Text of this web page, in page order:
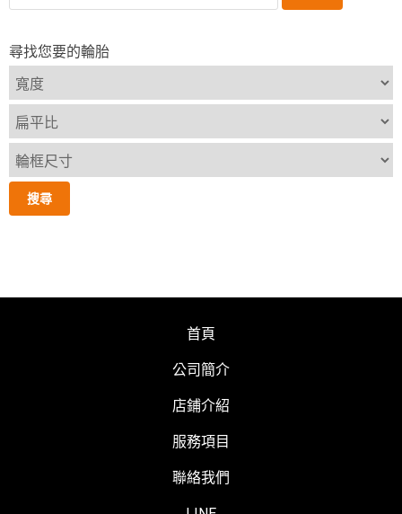
尋找您要的輪胎
首頁
公司簡介
店鋪介紹
服務項目
聯絡我們